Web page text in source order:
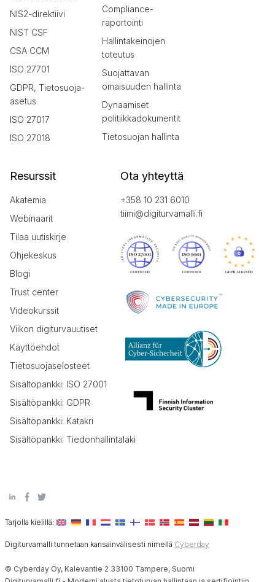
NIS2-direktiivi
NIST CSF
CSA CCM
ISO 27701
GDPR, Tietosuoja-
asetus
ISO 27017
ISO 27018
Compliance-
raportointi
Hallintakeinojen
toteutus
Suojattavan
omaisuuden hallinta
Dynaamiset
politiikkadokumentit
Tietosuojan hallinta
Resurssit
Akatemia
Webinaarit
Tilaa uutiskirje
Ohjekeskus
Blogi
Trust center
Videokurssit
Viikon digiturvauutiset
Käyttöehdot
Tietosuojaselosteet
Sisältöpankki: ISO 27001
Sisältöpankki: GDPR
Sisältöpankki: Katakri
Sisältöpankki: Tiedonhallintalaki
Ota yhteyttä
+358 10 231 6010
tiimi@digiturvamalli.fi
Tarjolla kielillä:
Digiturvamalli tunnetaan kansainvälisesti nimellä Cyberday
© Cyberday Oy, Kalevantie 2 33100 Tampere, Suomi